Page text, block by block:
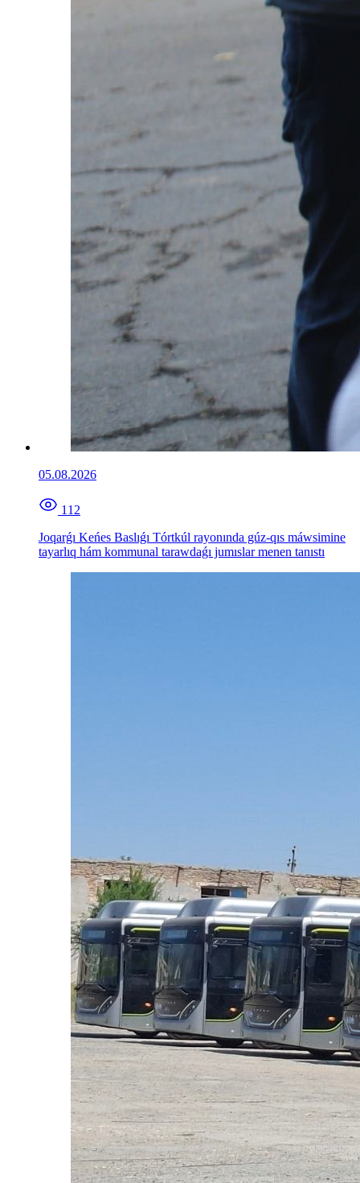
05.08.2026
112
Joqarǵı Keńes Baslıǵı Tórtkúl rayonında gúz-qıs máwsimine
tayarlıq hám kommunal tarawdaǵı jumıslar menen tanıstı